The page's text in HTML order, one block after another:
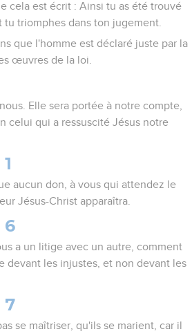
cela est écrit : Ainsi tu as été trouvé
tu triomphes dans ton jugement.
que l'homme est déclaré juste par la
œuvres de la loi.
Elle sera portée à notre compte,
celui qui a ressuscité Jésus notre
aucun don, à vous qui attendez le
Jésus-Christ apparaîtra.
6
a un litige avec un autre, comment
devant les injustes, et non devant les
7
se maîtriser, qu'ils se marient, car il